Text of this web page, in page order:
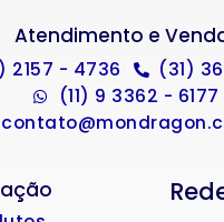
Atendimento e
2157 - 4736
(31)
(11) 9 3362 - 6177